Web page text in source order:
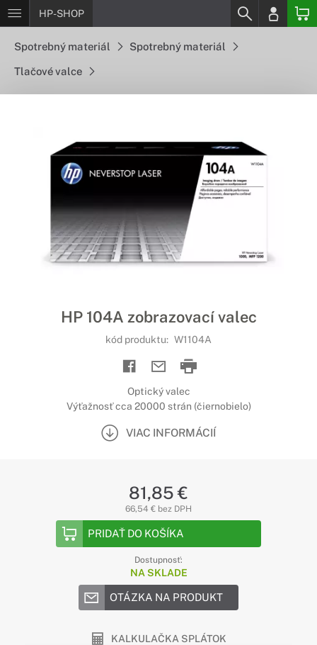
HP-SHOP
Spotrebný materiál Spotrebný materiál
Tlačové valce
HP 104A zobrazovací valec
kód produktu: W1104A
Optický valec
Výťažnosť cca 20000 strán (čiernobielo)
VIAC INFORMÁCIÍ
81,85 €
66,54 € bez DPH
PRIDAŤ DO KOŠÍKA
Dostupnosť:
NA SKLADE
OTÁZKA NA PRODUKT
KALKULAČKA SPLÁTOK